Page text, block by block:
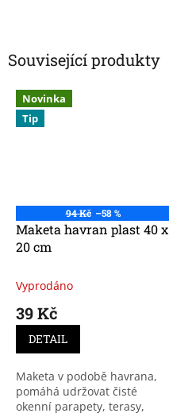
Související produkty
Novinka
Tip
94 Kč –58 %
Maketa havran plast 40 x
20 cm
Vyprodáno
39 Kč
DETAIL
Maketa v podobě havrana,
pomáhá udržovat čisté
okenní parapety, terasy,